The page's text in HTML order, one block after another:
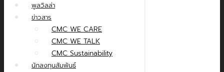
พูลวิลล่า
ข่าวสาร
CMC WE CARE
CMC WE TALK
CMC Sustainability
นักลงทุนสัมพันธ์